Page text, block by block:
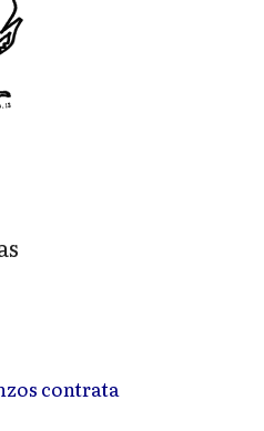
contrata